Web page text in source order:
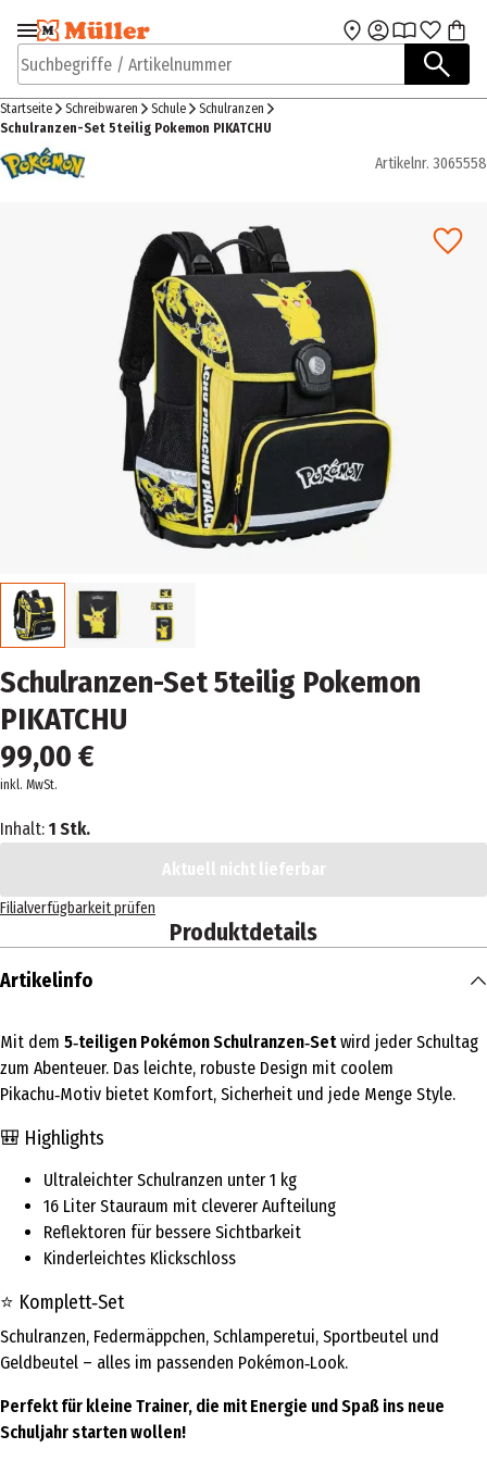
Zur Navigation
springen
Zum Hauptinhalt
Suchbegriffe / Artikelnummer
Startseite Schreibwaren Schule
Schulranzen
Schulranzen-Set 5teilig Pokemon PIKATCHU
Artikelnr. 3065558
Schulranzen-Set 5teilig Pokemon
PIKATCHU
99,00 €
inkl. MwSt.
Inhalt: 1 Stk.
Aktuell nicht lieferbar
Filialverfügbarkeit prüfen
Produktdetails
Artikelinfo
Mit dem 5‑teiligen Pokémon Schulranzen‑Setwird jeder Schultag
zum Abenteuer. Das leichte, robuste Design mit coolem
Pikachu‑Motiv bietet Komfort, Sicherheit und jede Menge Style.
🎒 Highlights
Ultraleichter Schulranzen unter 1 kg
16 Liter Stauraum mit cleverer Aufteilung
Reflektoren für bessere Sichtbarkeit
Kinderleichtes Klickschloss
⭐ Komplett‑Set
Schulranzen, Federmäppchen, Schlamperetui, Sportbeutel und
Geldbeutel – alles im passenden Pokémon‑Look.
Perfekt für kleine Trainer, die mit Energie und Spaß ins neue
Schuljahr starten wollen!